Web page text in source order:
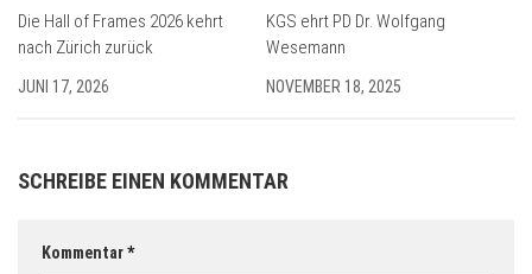
Die Hall of Frames 2026 kehrt
nach Zürich zurück
JUNI 17, 2026
KGS ehrt PD Dr. Wolfgang
Wesemann
NOVEMBER 18, 2025
SCHREIBE EINEN KOMMENTAR
Kommentar*